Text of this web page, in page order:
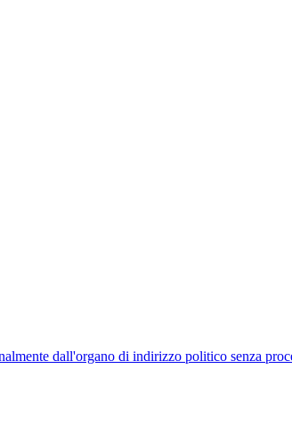
dall'organo di indirizzo politico senza